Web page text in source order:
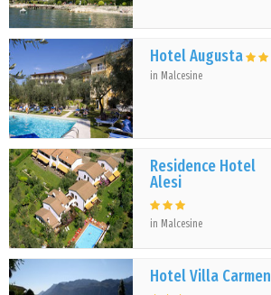
Hotel Augusta
in Malcesine
Residence Hotel
Alesi
in Malcesine
Hotel Villa Carmen